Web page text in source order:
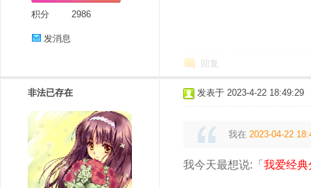
积分 2986
发消息
回复
非法已存在 发表于 2023-4-22 18:49:29
我在 2023-04-22
我今天最想说:「 我爱经典